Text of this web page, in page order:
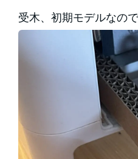
受木、初期モデルなので